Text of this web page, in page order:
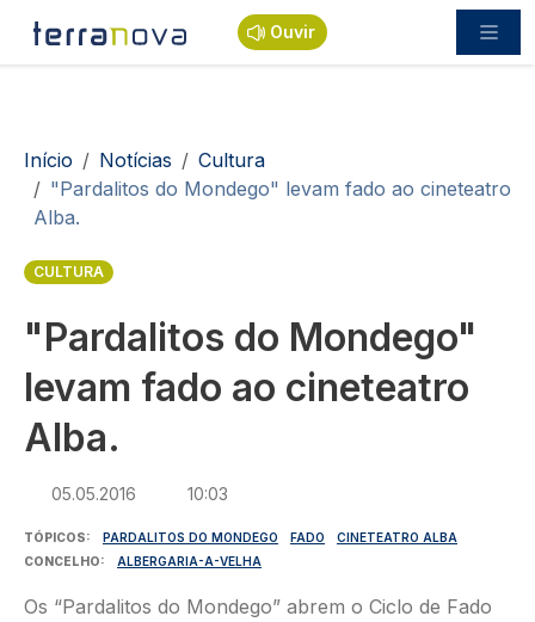
Passar para o conteúdo principal
Ouvir
Navegação estrutural
Início Notícias
Cultura
"Pardalitos do Mondego" levam fado ao cineteatro
Alba.
CULTURA
"Pardalitos do Mondego"
levam fado ao cineteatro
Alba.
05.05.2016 10:03
TÓPICOS PARDALITOS DO MONDEGO FADO
CINETEATRO ALBA
CONCELHO
ALBERGARIA-A-VELHA
Os “Pardalitos do Mondego” abrem o Ciclo de Fado